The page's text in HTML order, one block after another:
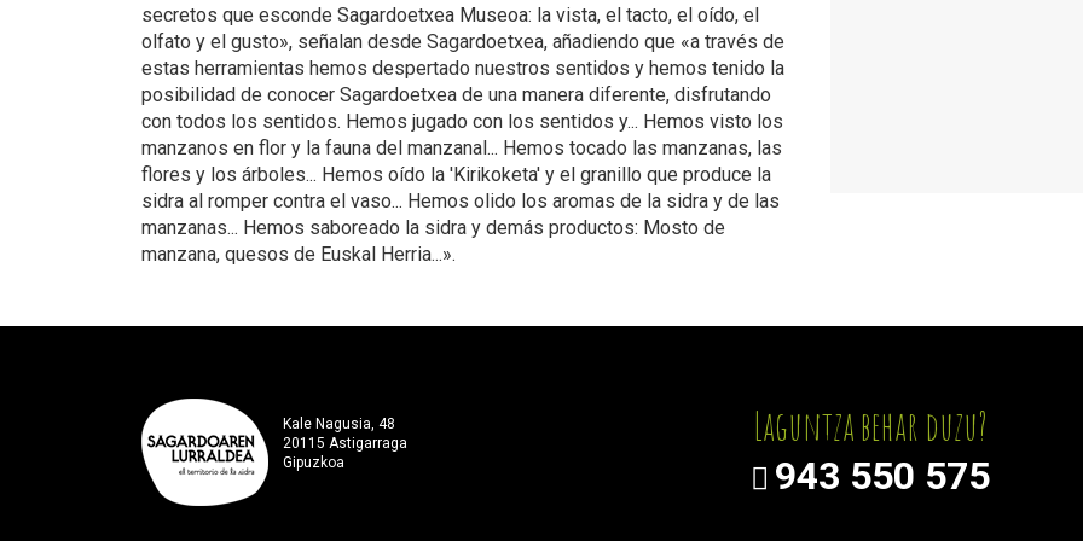
secretos que esconde Sagardoetxea Museoa: la vista, el tacto, el oído, el
olfato y el gusto», señalan desde Sagardoetxea, añadiendo que «a través de
estas herramientas hemos despertado nuestros sentidos y hemos tenido la
posibilidad de conocer Sagardoetxea de una manera diferente, disfrutando
con todos los sentidos. Hemos jugado con los sentidos y... Hemos visto los
manzanos en flor y la fauna del manzanal... Hemos tocado las manzanas, las
flores y los árboles... Hemos oído la 'Kirikoketa' y el granillo que produce la
sidra al romper contra el vaso... Hemos olido los aromas de la sidra y de las
manzanas... Hemos saboreado la sidra y demás productos: Mosto de
manzana, quesos de Euskal Herria...».
Kale Nagusia, 48
20115 Astigarraga
Gipuzkoa
Laguntza behar duzu?
943 550 575